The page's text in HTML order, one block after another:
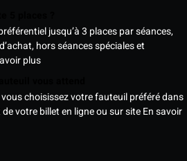
jusqu’à 3 places par séances,
hors séances spéciales et
plus
choisissez votre fauteuil préféré dans
votre billet en ligne ou sur siteEn savoir